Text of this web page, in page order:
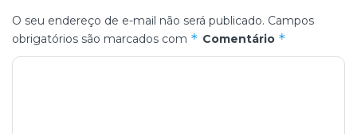
O seu endereço de e-mail não será publicado. Campos
obrigatórios são marcados com * Comentário *